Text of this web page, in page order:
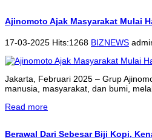
Ajinomoto Ajak Masyarakat Mulai
17-03-2025 Hits:1268 BIZNEWS
Jakarta, Februari 2025 – Grup
manusia, masyarakat, dan bumi,
Read more
Berawal Dari Sebesar Biji Kopi,